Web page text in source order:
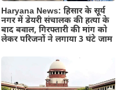
Haryana News: हिसार के सूर्य
नगर में डेयरी संचालक की हत्या के
बाद बवाल, गिरफ्तारी की मांग को
लेकर परिजनों ने लगाया 3 घंटे जाम